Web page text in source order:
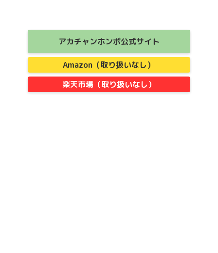
アカチャンホンポ公式サイト
Amazon（取り扱いなし）
楽天市場（取り扱いなし）